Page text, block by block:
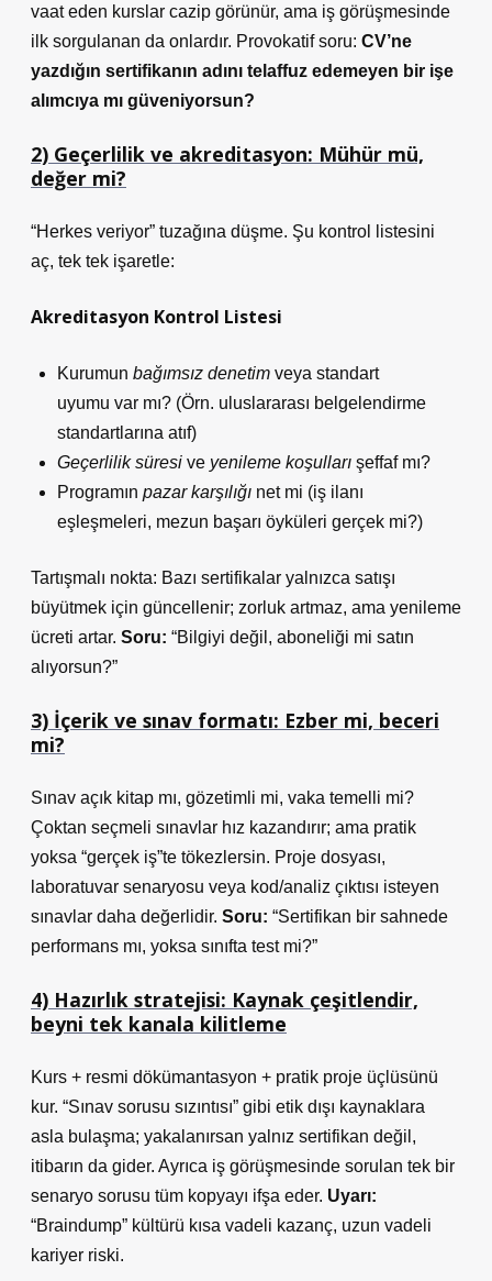
vaat eden kurslar cazip görünür, ama iş görüşmesinde
ilk sorgulanan da onlardır. Provokatif soru: CV’ne
yazdığın sertifikanın adını telaffuz edemeyen bir işe
alımcıya mı güveniyorsun?
2) Geçerlilik ve akreditasyon: Mühür mü,
değer mi?
“Herkes veriyor” tuzağına düşme. Şu kontrol listesini
aç, tek tek işaretle:
Akreditasyon Kontrol Listesi
Kurumun bağımsız denetim veya standart
uyumu var mı? (Örn. uluslararası belgelendirme
standartlarına atıf)
Geçerlilik süresi ve yenileme koşulları şeffaf mı?
Programın pazar karşılığı net mi (iş ilanı
eşleşmeleri, mezun başarı öyküleri gerçek mi?)
Tartışmalı nokta: Bazı sertifikalar yalnızca satışı
büyütmek için güncellenir; zorluk artmaz, ama yenileme
ücreti artar. Soru: “Bilgiyi değil, aboneliği mi satın
alıyorsun?”
3) İçerik ve sınav formatı: Ezber mi, beceri
mi?
Sınav açık kitap mı, gözetimli mi, vaka temelli mi?
Çoktan seçmeli sınavlar hız kazandırır; ama pratik
yoksa “gerçek iş”te tökezlersin. Proje dosyası,
laboratuvar senaryosu veya kod/analiz çıktısı isteyen
sınavlar daha değerlidir. Soru: “Sertifikan bir sahnede
performans mı, yoksa sınıfta test mi?”
4) Hazırlık stratejisi: Kaynak çeşitlendir,
beyni tek kanala kilitleme
Kurs + resmi dökümantasyon + pratik proje üçlüsünü
kur. “Sınav sorusu sızıntısı” gibi etik dışı kaynaklara
asla bulaşma; yakalanırsan yalnız sertifikan değil,
itibarın da gider. Ayrıca iş görüşmesinde sorulan tek bir
senaryo sorusu tüm kopyayı ifşa eder. Uyarı:
“Braindump” kültürü kısa vadeli kazanç, uzun vadeli
kariyer riski.